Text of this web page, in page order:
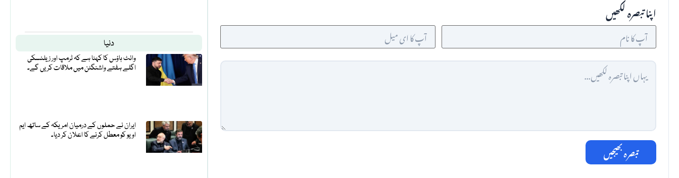
دنیا
وائٹ ہاؤس کا کہنا ہے کہ ٹرمپ اور زیلنسکی
اگلے ہفتے واشنگٹن میں ملاقات کریں گے۔
ایران نے حملوں کے درمیان امریکہ کے ساتھ ایم
او یو کو معطل کرنے کا اعلان کر دیا۔
اپنا تبصرہ لکھیں
تبصرہ بھیجیں